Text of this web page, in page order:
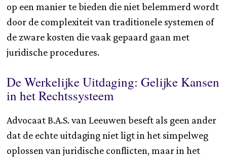
op een manier te bieden die niet belemmerd wordt
door de complexiteit van traditionele systemen of
de zware kosten die vaak gepaard gaan met
juridische procedures.
De Werkelijke Uitdaging: Gelijke Kansen
in het Rechtssysteem
Advocaat B.A.S. van Leeuwen beseft als geen ander
dat de echte uitdaging niet ligt in het simpelweg
oplossen van juridische conflicten, maar in het